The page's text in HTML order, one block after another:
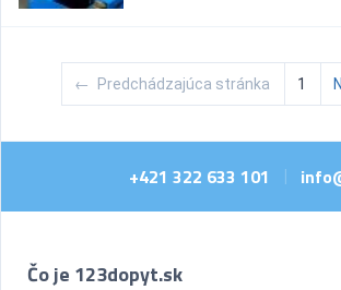
← Predchádzajúca stránka 1
+421 322 633 101 |
Čo je 123dopyt.sk